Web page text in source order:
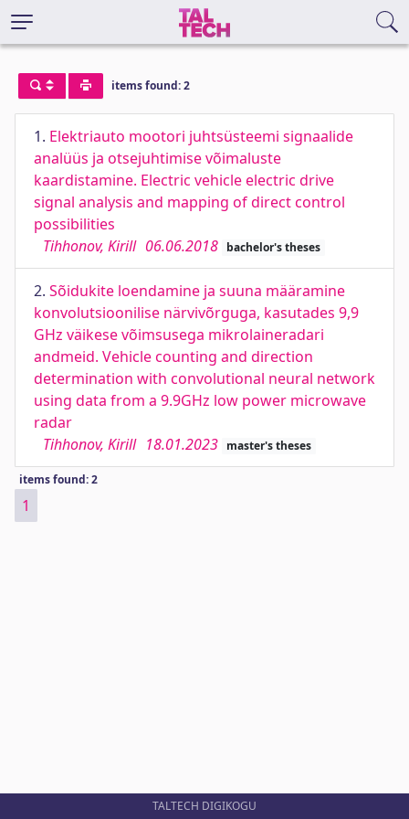
items found: 2
1. Elektriauto mootori juhtsüsteemi signaalide
analüüs ja otsejuhtimise võimaluste
kaardistamine. Electric vehicle electric drive
signal analysis and mapping of direct control
possibilities
Tihhonov, Kirill 06.06.2018 bachelor's theses
2. Sõidukite loendamine ja suuna määramine
konvolutsioonilise närvivõrguga, kasutades 9,9
GHz väikese võimsusega mikrolaineradari
andmeid. Vehicle counting and direction
determination with convolutional neural network
using data from a 9.9GHz low power microwave
radar
Tihhonov, Kirill 18.01.2023 master's theses
items found: 2
1
TALTECH DIGIKOGU